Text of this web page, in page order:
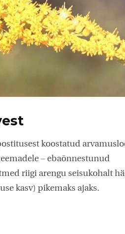
koostatud
– ebaõnnestunud
riigi arengu seisukohalt
kasv) pikemaks ajaks.